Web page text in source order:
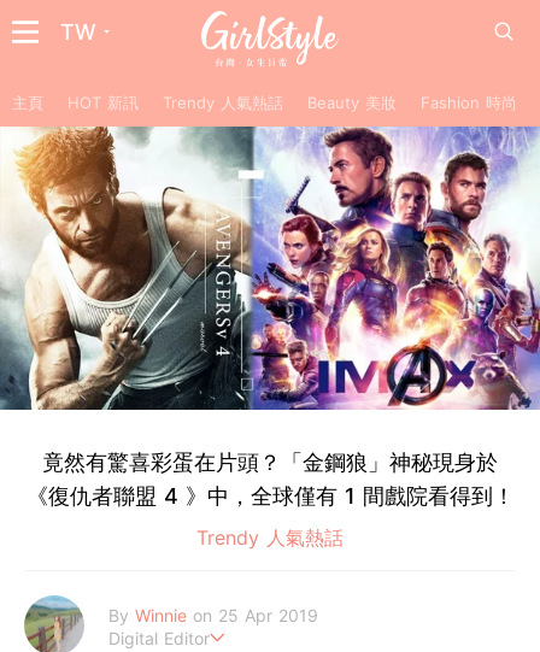
TW
主頁 HOT 新訊 Trendy 人氣熱話 Beauty 美妝 Fashion 時尚
竟然有驚喜彩蛋在片頭？「金鋼狼」神秘現身於
《復仇者聯盟 4 》中，全球僅有 1 間戲院看得到！
Trendy 人氣熱話
By Winnie on 25 Apr 2019
Digital Editor